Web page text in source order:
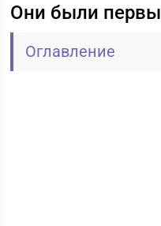
Они были
Оглавление